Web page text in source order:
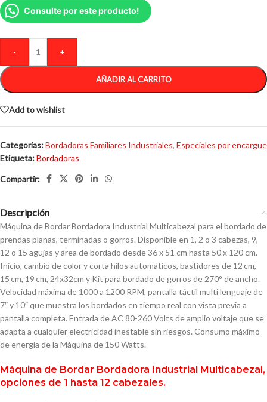
Consulte por este producto!
- +
AÑADIR AL CARRITO
Add to wishlist
Categorías:Bordadoras Familiares Industriales, Especiales por encargue
Etiqueta:Bordadoras
Descripción
Máquina de Bordar Bordadora Industrial Multicabezal para el bordado de
prendas planas, terminadas o gorros. Disponible en 1, 2 o 3 cabezas, 9,
12 o 15 agujas y área de bordado desde 36 x 51 cm hasta 50 x 120 cm.
Inicio, cambio de color y corta hilos automáticos, bastidores de 12 cm,
15 cm, 19 cm, 24x32cm y Kit para bordado de gorros de 270° de ancho.
Velocidad máxima de 1000 a 1200 RPM, pantalla táctil multi lenguaje de
7″ y 10″ que muestra los bordados en tiempo real con vista previa a
pantalla completa. Entrada de AC 80-260 Volts de amplio voltaje que se
adapta a cualquier electricidad inestable sin riesgos. Consumo máximo
de energía de la Máquina de 150 Watts.
Máquina de Bordar Bordadora Industrial Multicabezal,
opciones de 1 hasta 12 cabezales.